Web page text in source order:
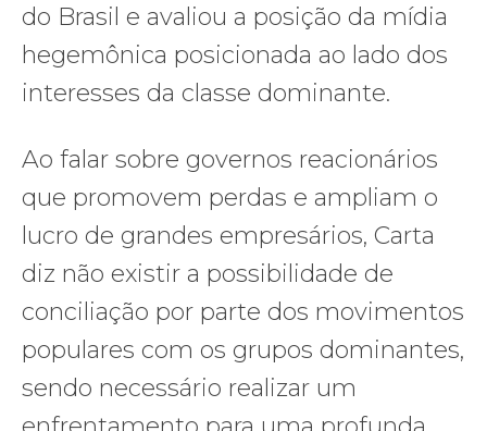
do Brasil e avaliou a posição da mídia
hegemônica posicionada ao lado dos
interesses da classe dominante.
Ao falar sobre governos reacionários
que promovem perdas e ampliam o
lucro de grandes empresários, Carta
diz não existir a possibilidade de
conciliação por parte dos movimentos
populares com os grupos dominantes,
sendo necessário realizar um